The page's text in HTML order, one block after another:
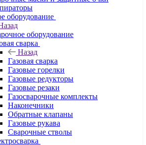
оборудование
оборудование
сварка
Назад
Газовая сварка
Газовые горелки
Газовые редукторы
Газовые резаки
Газосварочные комплекты
Наконечники
Обратные клапаны
Газовые рукава
Сварочные стволы